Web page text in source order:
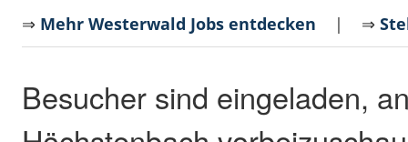
⇒ Mehr Westerwald Jobs entdecken | ⇒
Besucher sind eingeladen,